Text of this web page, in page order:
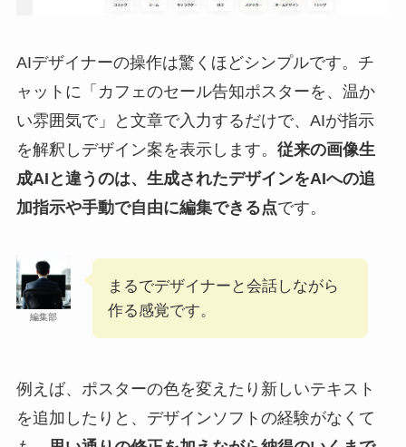
AIデザイナーの操作は驚くほどシンプルです。チ
ャットに「カフェのセール告知ポスターを、温か
い雰囲気で」と文章で入力するだけで、AIが指示
を解釈しデザイン案を表示します。 従来の画像生
成AIと違うのは、生成されたデザインをAIへの追
加指示や手動で自由に編集できる点です。
編集部
まるでデザイナーと会話しながら
作る感覚です。
例えば、ポスターの色を変えたり新しいテキスト
を追加したりと、デザインソフトの経験がなくて